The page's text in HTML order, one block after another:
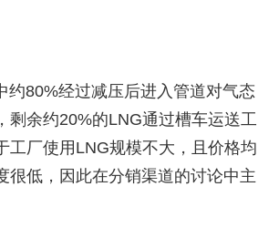
约80%经过减压后进入管道对气态
剩余约20%的LNG通过槽车运送工
工厂使用LNG规模不大，且价格均
很低，因此在分销渠道的讨论中主